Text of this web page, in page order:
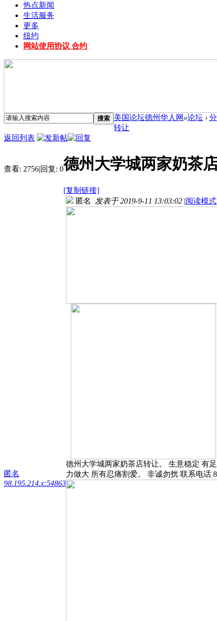
热点新闻
生活服务
更多
纽约
网站使用协议 合约
搜索 美国论坛德州华人网 »论坛 ›
转让
返回列表
查看: 2756|回复: 0德州大学城两家奶茶
[复制链接]
匿名
98.195.214.x:54863
匿名 发表于 2019-9-11 13:03:02 |阅读模式
德州大学城两家奶茶店转让。 生意稳定 有
力做大 所有忍痛割爱。 非诚勿扰 联系电